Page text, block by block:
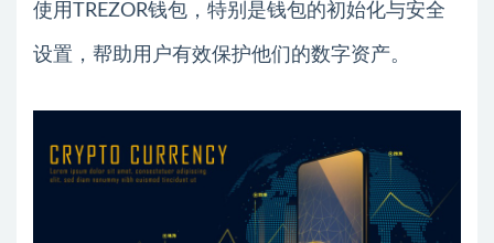
使用TREZOR钱包，特别是钱包的初始化与安全
设置，帮助用户有效保护他们的数字资产。